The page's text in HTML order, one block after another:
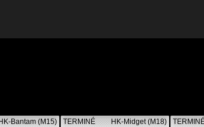
HK-Bantam (M15)
TERMINÉ
HK-Midget (M18)